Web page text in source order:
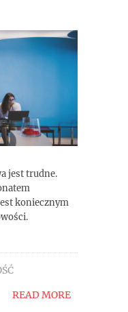
jest trudne.
koniecznym
READ MORE